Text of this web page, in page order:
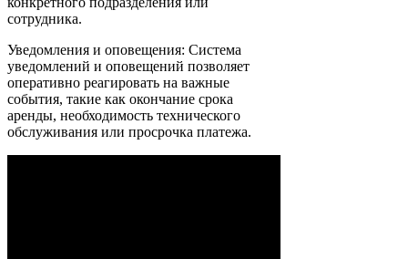
сотрудника.
Уведомления и оповещения: Система
уведомлений и оповещений позволяет
оперативно реагировать на важные
события, такие как окончание срока
аренды, необходимость технического
обслуживания или просрочка платежа.